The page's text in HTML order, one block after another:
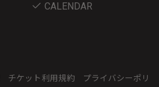
CALENDAR
チケット利用規約
プライバシーポリ